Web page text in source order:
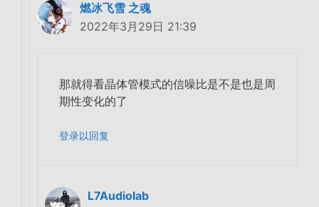
燃冰飞雪 之魂
2022年3月29日 21:39
那就得看晶体管模式的信噪比是不是也是周
期性变化的了
登录以回复
L7Audiolab